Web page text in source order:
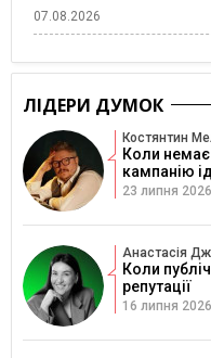
07.08.2026
ЛІДЕРИ ДУМОК
Костянтин
Коли
кампанію
23 липня 2026
Анастасія
Коли
репутації
16 липня 2026